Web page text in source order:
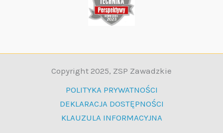
Copyright 2025, ZSP Zawadzkie
POLITYKA PRYWATNOŚCI
DEKLARACJA DOSTĘPNOŚCI
KLAUZULA INFORMACYJNA